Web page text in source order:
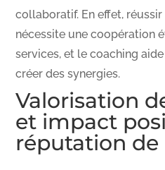
collaboratif. En effet, réussir
nécessite une coopération
services, et le coaching
créer des synergies.
Valorisation
et impact
réputation de